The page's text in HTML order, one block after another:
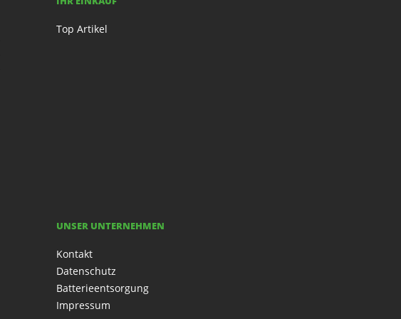
Top Artikel
UNSER UNTERNEHMEN
Kontakt
Datenschutz
Batterieentsorgung
Impressum